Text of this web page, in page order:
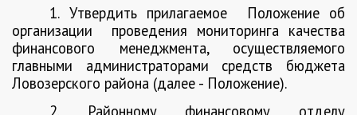
1. Утвердить прилагаемое
Положение об
организации
проведения мониторинга качества
финансового менеджмента, осуществляемого
главными администраторами средств бюджета
Ловозерского района (далее - Положение).
2. Районному финансовому отделу